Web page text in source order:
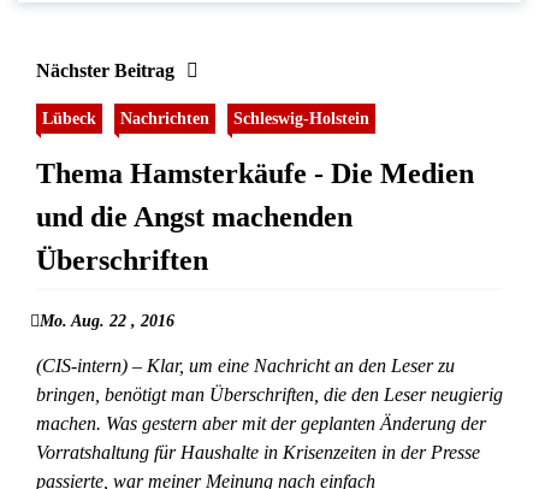
Nächster Beitrag
Lübeck Nachrichten Schleswig-Holstein
Thema Hamsterkäufe - Die Medien
und die Angst machenden
Überschriften
Mo. Aug. 22 , 2016
(CIS-intern) – Klar, um eine Nachricht an den Leser zu
bringen, benötigt man Überschriften, die den Leser neugierig
machen. Was gestern aber mit der geplanten Änderung der
Vorratshaltung für Haushalte in Krisenzeiten in der Presse
passierte, war meiner Meinung nach einfach